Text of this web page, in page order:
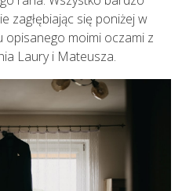
zagłębiając się poniżej w
moimi oczami z
Laury i Mateusza.